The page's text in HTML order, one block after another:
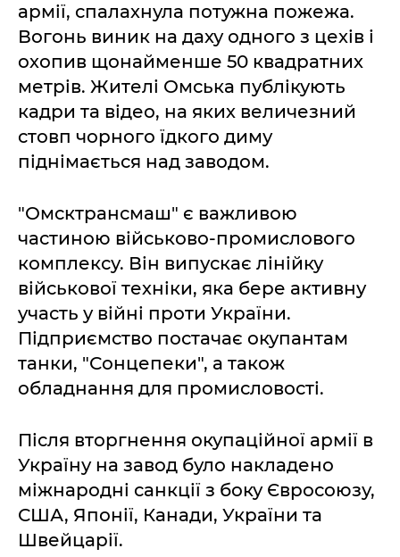
армії, спалахнула потужна пожежа.
Вогонь виник на даху одного з цехів і
охопив щонайменше 50 квадратних
метрів. Жителі Омська публікують
кадри та відео, на яких величезний
стовп чорного їдкого диму
піднімається над заводом.
"Омсктрансмаш" є важливою
частиною військово-промислового
комплексу. Він випускає лінійку
військової техніки, яка бере активну
участь у війні проти України.
Підприємство постачає окупантам
танки, "Сонцепеки", а також
обладнання для промисловості.
Після вторгнення окупаційної армії в
Україну на завод було накладено
міжнародні санкції з боку Євросоюзу,
США, Японії, Канади, України та
Швейцарії.